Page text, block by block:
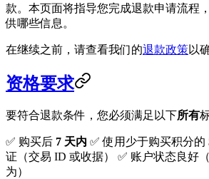
款。本页面将指导您完成退款申请流程
供哪些信息。
在继续之前，请查看我们的退款政策以
资格要求
要符合退款条件，您必须满足以下所有
✅ 购买后 7 天内 ✅ 使用少于购买积分的
证（交易 ID 或收据） ✅ 账户状态良好
为）